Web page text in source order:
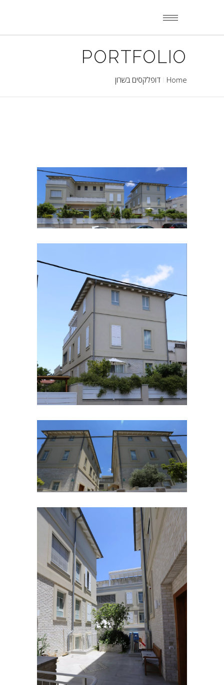
PORTFOLIO
Home דופלקסים בשרון